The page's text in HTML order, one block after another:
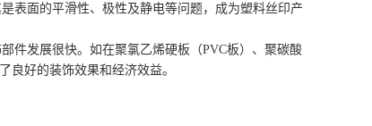
表面的平滑性、极性及静电等问题，成为塑料丝印产
件发展很快。如在聚氯乙烯硬板（PVC板）、聚碳酸
好的装饰效果和经济效益。